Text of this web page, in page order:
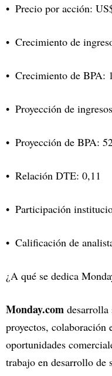
Precio por acción:
Crecimiento de
Crecimiento de BPA:
Proyección de
Proyección de BPA:
Relación DTE: 0,11
Participación
Calificación de
¿A qué se dedica
Monday.com desarrolla
proyectos, colaboración
oportunidades
trabajo en desarrollo de